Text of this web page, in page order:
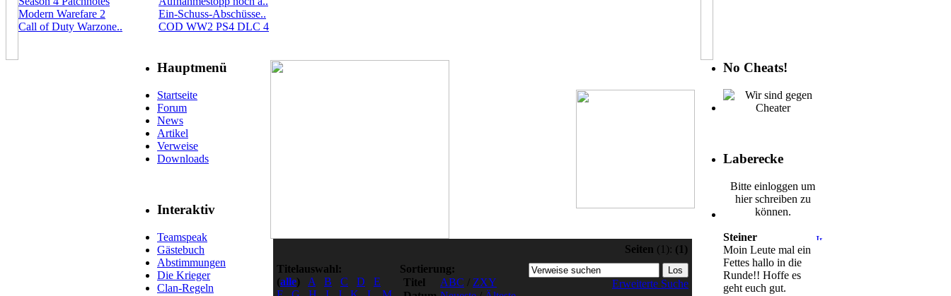
Modern Warefare 2
Call of Duty Warzone..
Ein-Schuss-Abschüsse..
COD WW2 PS4 DLC 4
Hauptmenü
Startseite
Forum
News
Artikel
Verweise
Downloads
Interaktiv
Teamspeak
Gästebuch
Abstimmungen
Die Krieger
Clan-Regeln
Seiten (1): (1)
Titelauswahl:
(alle) A B C D
E
Sortierung:
Titel
ABC / ZXY
Erweiterte Suche
No Cheats!
Laberecke
Bitte einloggen um
hier schreiben zu
können.
Steiner
Moin Leute mal ein
Fettes hallo in die
Runde!! Hoffe es
geht euch gut.